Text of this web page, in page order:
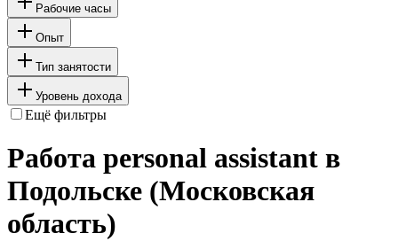
Рабочие часы
Опыт
Тип занятости
Уровень дохода
Ещё фильтры
Работа personal assistant в
Подольске (Московская
область)